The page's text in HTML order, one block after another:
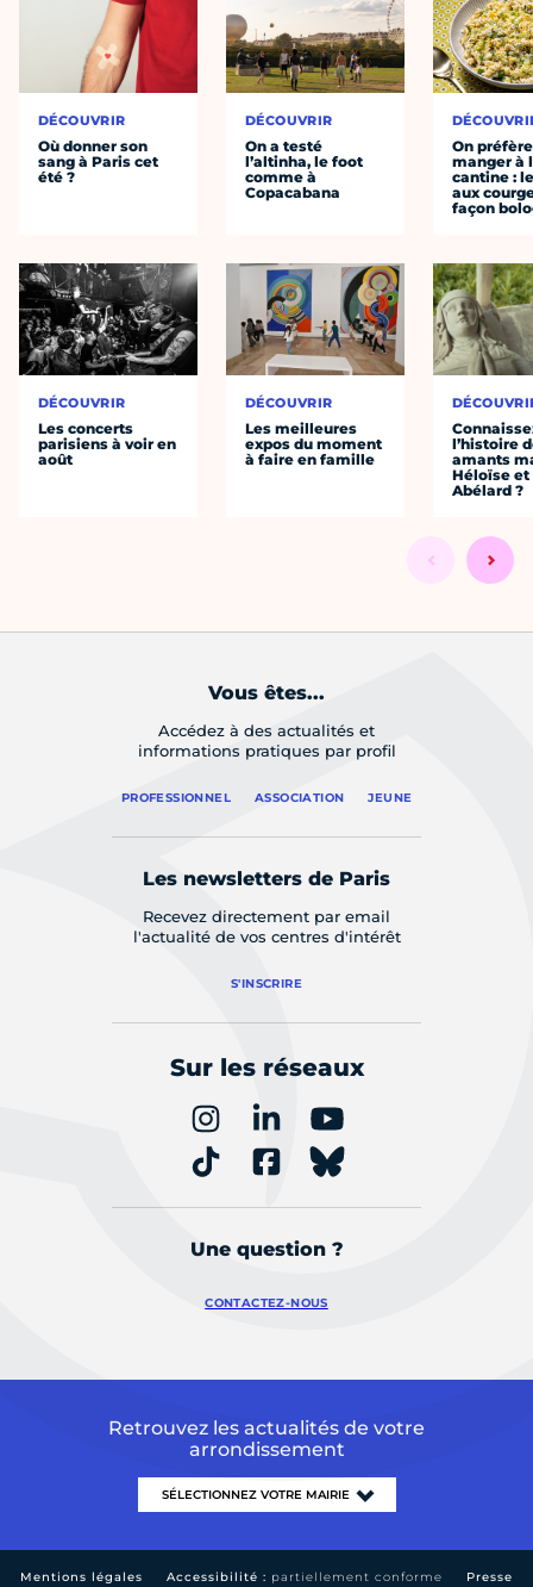
DÉCOUVRIR
Où donner son
sang à Paris cet
été ?
DÉCOUVRIR
Les concerts
parisiens à voir en
août
DÉCOUVRIR
On a testé
l’altinha, le foot
comme à
Copacabana
DÉCOUVRIR
Les meilleures
expos du moment
à faire en famille
On préfère
manger à
cantine :
aux
façon
l’histoire
amants
Héloïse et
Abélard ?
Vous êtes...
Accédez à des actualités et
informations pratiques par profil
PROFESSIONNEL ASSOCIATION JEUNE
Les newsletters de Paris
Recevez directement par email
l'actualité de vos centres d'intérêt
S'INSCRIRE
Sur les réseaux
Une question ?
CONTACTEZ-NOUS
Retrouvez les actualités de votre
arrondissement
Mentions légales Accessibilité : partiellement conforme Presse